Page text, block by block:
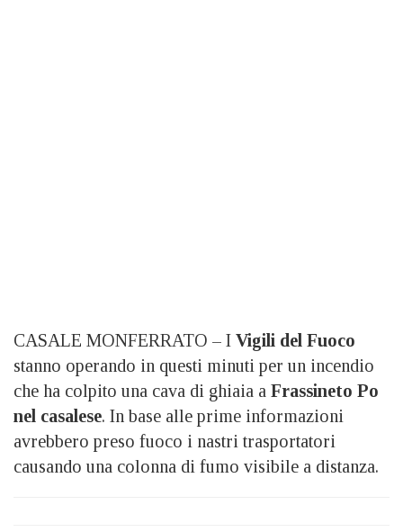
CASALE MONFERRATO – I Vigili del Fuoco
stanno operando in questi minuti per un incendio
che ha colpito una cava di ghiaia a Frassineto Po
nel casalese. In base alle prime informazioni
avrebbero preso fuoco i nastri trasportatori
causando una colonna di fumo visibile a distanza.